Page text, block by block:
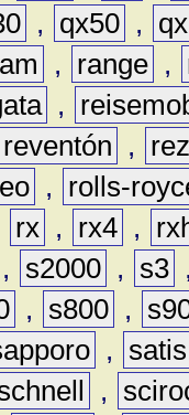
, qx50 ,
, range ,
,
reventón ,
,
rolls-
rx , rx4 ,
, s2000 , s3
, s800 ,
,
satis
,